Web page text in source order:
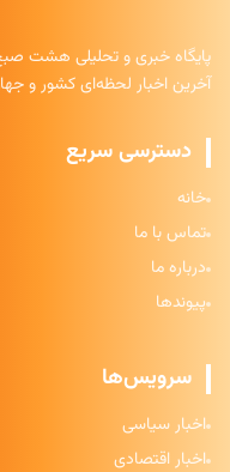
پایگاه خبری و تحلیلی هشت
آخرین اخبار لحظه‌ای کشور و
دسترسی سریع
خانه
تماس با ما
درباره ما
پیوندها
سرویس‌ها
اخبار سیاسی
اخبار اقتصادی